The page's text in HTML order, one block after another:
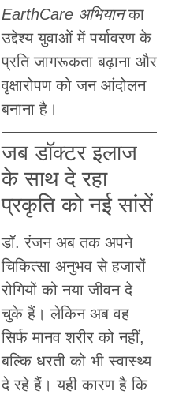
EarthCare अभियानका
उद्देश्य युवाओं में पर्यावरण के
प्रति जागरूकता बढ़ाना और
वृक्षारोपण को जन आंदोलन
बनाना है।
जब डॉक्टर इलाज
के साथ दे रहा
प्रकृति को नई सांसें
डॉ. रंजन अब तक अपने
चिकित्सा अनुभव से हजारों
रोगियों को नया जीवन दे
चुके हैं। लेकिन अब वह
सिर्फ मानव शरीर को नहीं,
बल्कि धरती को भी स्वास्थ्य
दे रहे हैं। यही कारण है कि